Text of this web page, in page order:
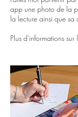
app une photo de la
la lecture ainsi que sa
Plus d'informations